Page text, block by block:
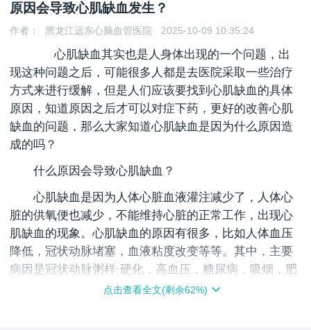
原因会导致心肌缺血发生？
作者： 黑龙江远东心脑血管医院 2025-10-09 10:35:24
心肌缺血其实也是人身体出现的一个问题，出
现这种问题之后，可能很多人都是去医院采取一些治疗
方式来进行缓解，但是人们应该要找到心肌缺血的具体
原因，知道原因之后才可以对症下药，更好的改善心肌
缺血的问题，那么大家知道心肌缺血是因为什么原因造
成的吗？
什么原因会导致心肌缺血？
心肌缺血是因为人体心脏血液灌注减少了，人体心
脏的供氧便也减少，不能维持心脏的正常工作，出现心
肌缺血的现象。心肌缺血的原因有很多，比如人体血压
降低，冠状动脉堵塞，血液粘度改变等等。其中，主要
病因是冠状动脉粥样·硬化，高血压，糖尿病，吸烟，肥
胖等都是罐装动脉粥样硬化的高危因素。
点击查看全文(剩余62%)